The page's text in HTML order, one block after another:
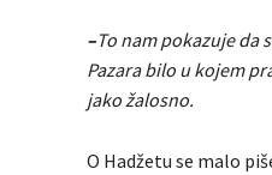
–To nam pokazuje da
Pazara bilo u kojem
jako žalosno.
O Hadžetu se malo